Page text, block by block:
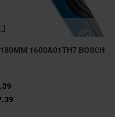
1600A01TH7 BOSCH